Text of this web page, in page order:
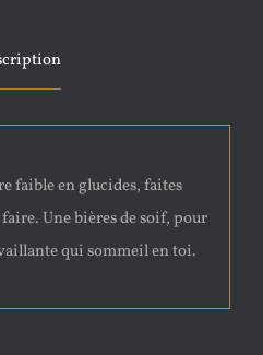
faible en glucides, faites
Une bières de soif, pour
qui sommeil en toi.